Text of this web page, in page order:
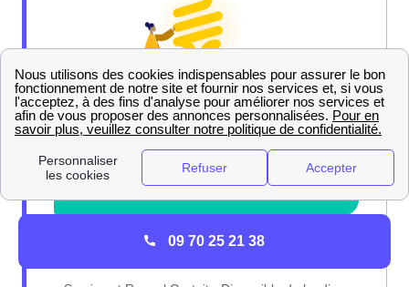
09 70 25 21 38